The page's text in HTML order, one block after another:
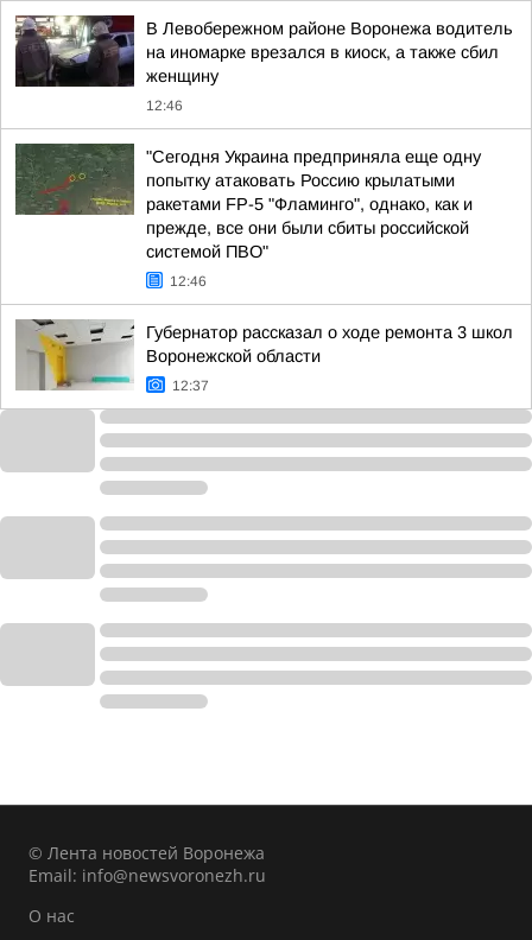
В Левобережном районе Воронежа водитель
на иномарке врезался в киоск, а также сбил
женщину
12:46
"Сегодня Украина предприняла еще одну
попытку атаковать Россию крылатыми
ракетами FP-5 "Фламинго", однако, как и
прежде, все они были сбиты российской
системой ПВО"
12:46
Губернатор рассказал о ходе ремонта 3 школ
Воронежской области
12:37
© Лента новостей Воронежа
Email: info@newsvoronezh.ru
О нас